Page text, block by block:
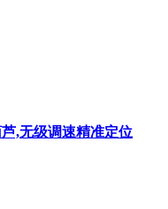
,无级调速精准定位